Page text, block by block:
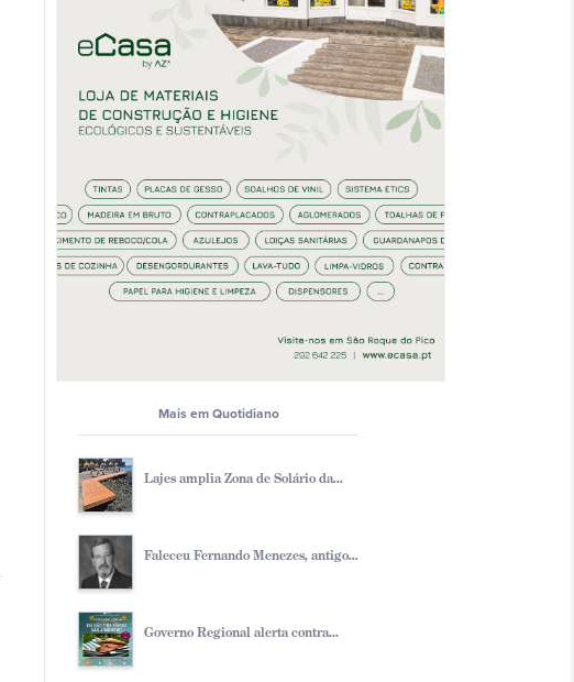
Mais em Quotidiano
Lajes amplia Zona de Solário da...
Faleceu Fernando Menezes, antigo...
Governo Regional alerta contra...